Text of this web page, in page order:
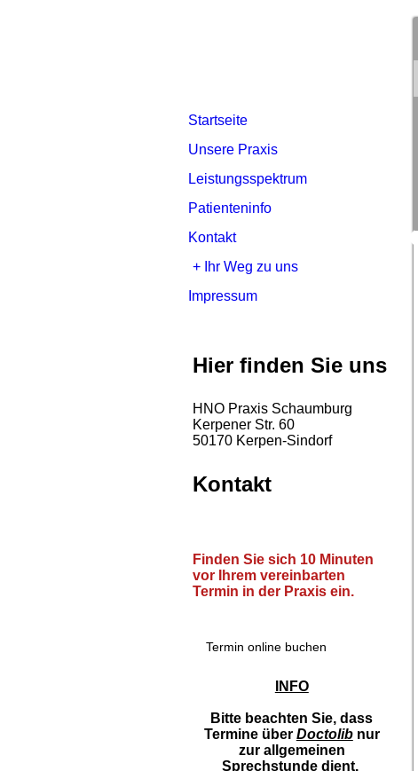
Startseite
Unsere Praxis
Leistungsspektrum
Patienteninfo
Kontakt
Ihr Weg zu uns
Impressum
Hier finden Sie uns
HNO Praxis Schaumburg
Kerpener Str. 60
50170 Kerpen-Sindorf
Kontakt
Finden Sie sich 10 Minuten
vor Ihrem vereinbarten
Termin in der Praxis ein.
Termin online buchen
INFO
Bitte beachten Sie, dass
Termine über Doctolibnur
zur allgemeinen
Sprechstunde dient.